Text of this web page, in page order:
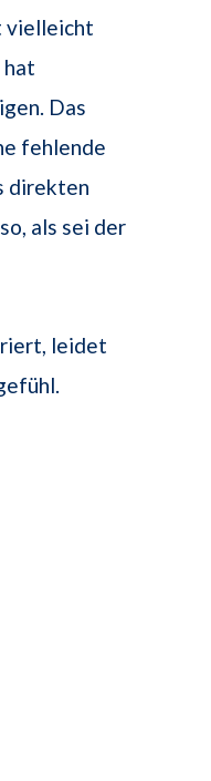
vielleicht
hat
Das
fehlende
direkten
als sei der
leidet